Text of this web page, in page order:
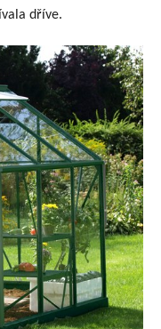
dříve.